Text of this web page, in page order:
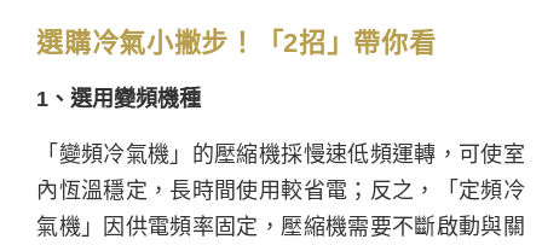
選購冷氣小撇步！「2招」帶你看
1、選用變頻機種
「變頻冷氣機」的壓縮機採慢速低頻運轉，可使室
內恆溫穩定，長時間使用較省電；反之，「定頻冷
氣機」因供電頻率固定，壓縮機需要不斷啟動與關